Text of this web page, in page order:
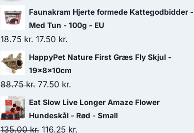
oprindelige
pris
aktuelle
pris
Faunakram Hjerte formede Kattegodbidder -
Med Tun - 100g - EU
18.75kr. Den
oprindelige
pris
var:
18.75 kr..
17.50 kr.
aktuelle
pris
er:
17.50 kr..
HappyPet Nature First Græs Fly Skjul -
19x8x10cm
88.75kr. Den
oprindelige
pris
var:
77.50 kr.
aktuelle
pris
er:
Eat Slow Live Longer Amaze Flower
Hundeskål - Rød - Small
135.00kr. Den
116.25 kr.